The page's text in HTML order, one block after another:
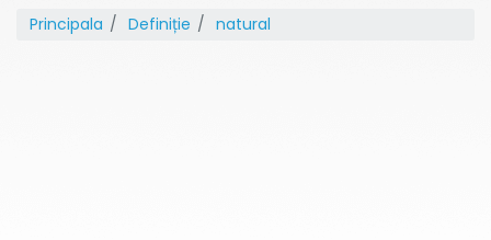
Principala Definiție natural